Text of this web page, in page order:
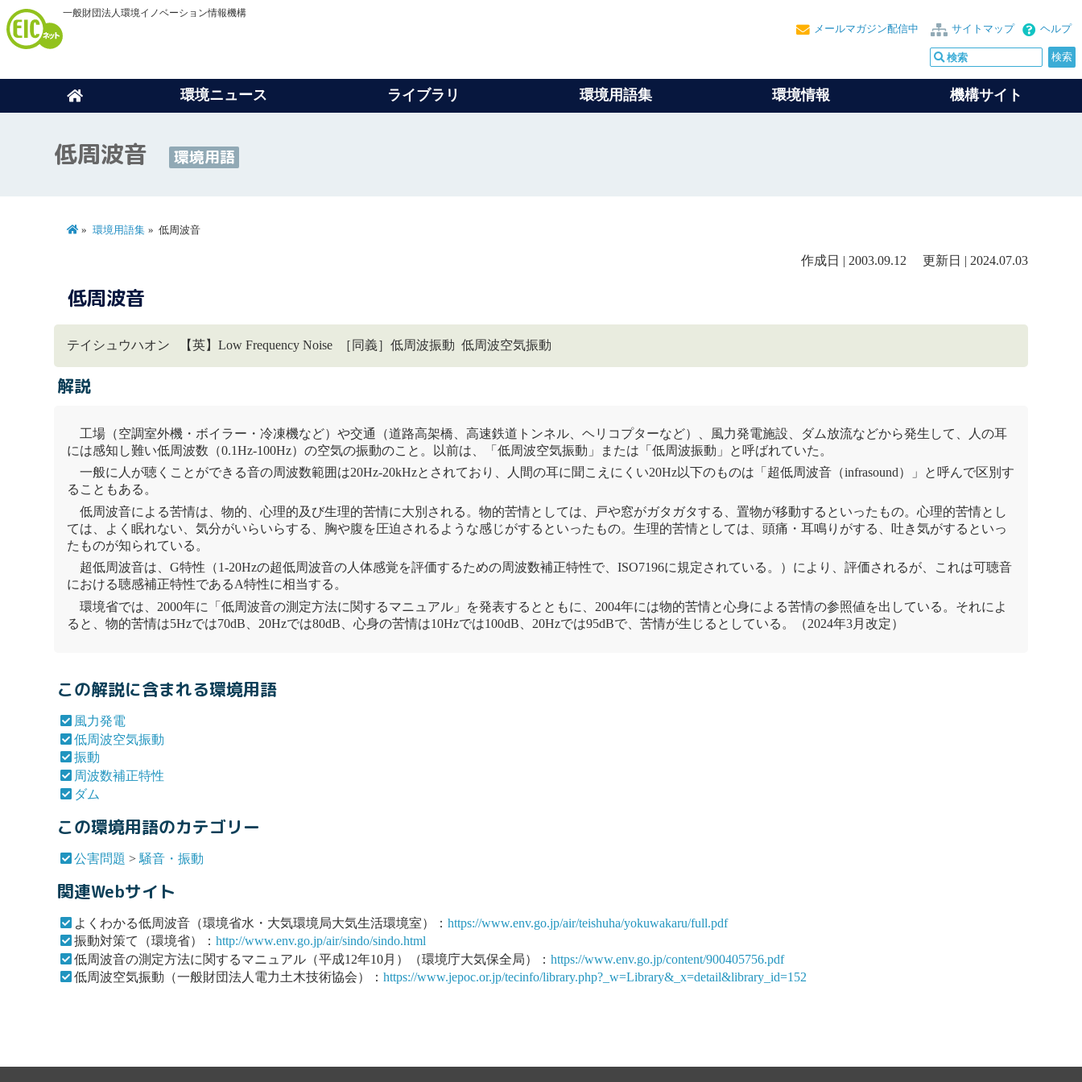
一般財団法人環境イノベーション情報機構
ヘルプ
サイトマップ
メールマガジン配信中
環境ニュース ライブラリ 環境用語集 環境情報 機構サイト
低周波音 環境用語
環境用語集 低周波音
作成日 | 2003.09.12 更新日 | 2024.07.03
低周波音
テイシュウハオン 【英】Low Frequency Noise ［同義］低周波振動 低周波空気振動
解説
工場（空調室外機・ボイラー・冷凍機など）や交通（道路高架橋、高速鉄道トンネル、ヘリコプターなど）、 風力発電施設、 ダム放流などから発生して、人の耳
には感知し難い低周波数（0.1Hz-100Hz）の空気の振動のこと。以前は、「低周波空気振動 」または「低周波振動 」と呼ばれていた。
一般に人が聴くことができる音の周波数範囲は20Hz-20kHzとされており、人間の耳に聞こえにくい20Hz以下のものは「超低周波音（infrasound）」と呼んで区別す
ることもある。
低周波音による苦情は、物的、心理的及び生理的苦情に大別される。物的苦情としては、戸や窓がガタガタする、置物が移動するといったもの。心理的苦情とし
ては、よく眠れない、気分がいらいらする、胸や腹を圧迫されるような感じがするといったもの。生理的苦情としては、頭痛・耳鳴りがする、吐き気がするといっ
たものが知られている。
超低周波音は、G特性（1-20Hzの超低周波音の人体感覚を評価するための周波数補正特性で、ISO7196に規定されている。）により、評価されるが、これは可聴音
における聴感補正特性であるA特性に相当する。
環境省では、2000年に「低周波音の測定方法に関するマニュアル」を発表するとともに、2004年には物的苦情と心身による苦情の参照値を出している。それによ
ると、物的苦情は5Hzでは70dB、20Hzでは80dB、心身の苦情は10Hzでは100dB、20Hzでは95dBで、苦情が生じるとしている。（2024年3月改定）
この解説に含まれる環境用語
風力発電
低周波空気振動
振動
周波数補正特性
ダム
この環境用語のカテゴリー
公害問題 >騒音・振動
関連Webサイト
よくわかる低周波音（環境省水・大気環境局大気生活環境室）：https://www.env.go.jp/air/teishuha/yokuwakaru/full.pdf
振動対策て（環境省）：http://www.env.go.jp/air/sindo/sindo.html
低周波音の測定方法に関するマニュアル（平成12年10月）（環境庁大気保全局）：https://www.env.go.jp/content/900405756.pdf
低周波空気振動（一般財団法人電力土木技術協会）：https://www.jepoc.or.jp/tecinfo/library.php?_w=Library&_x=detail&library_id=152